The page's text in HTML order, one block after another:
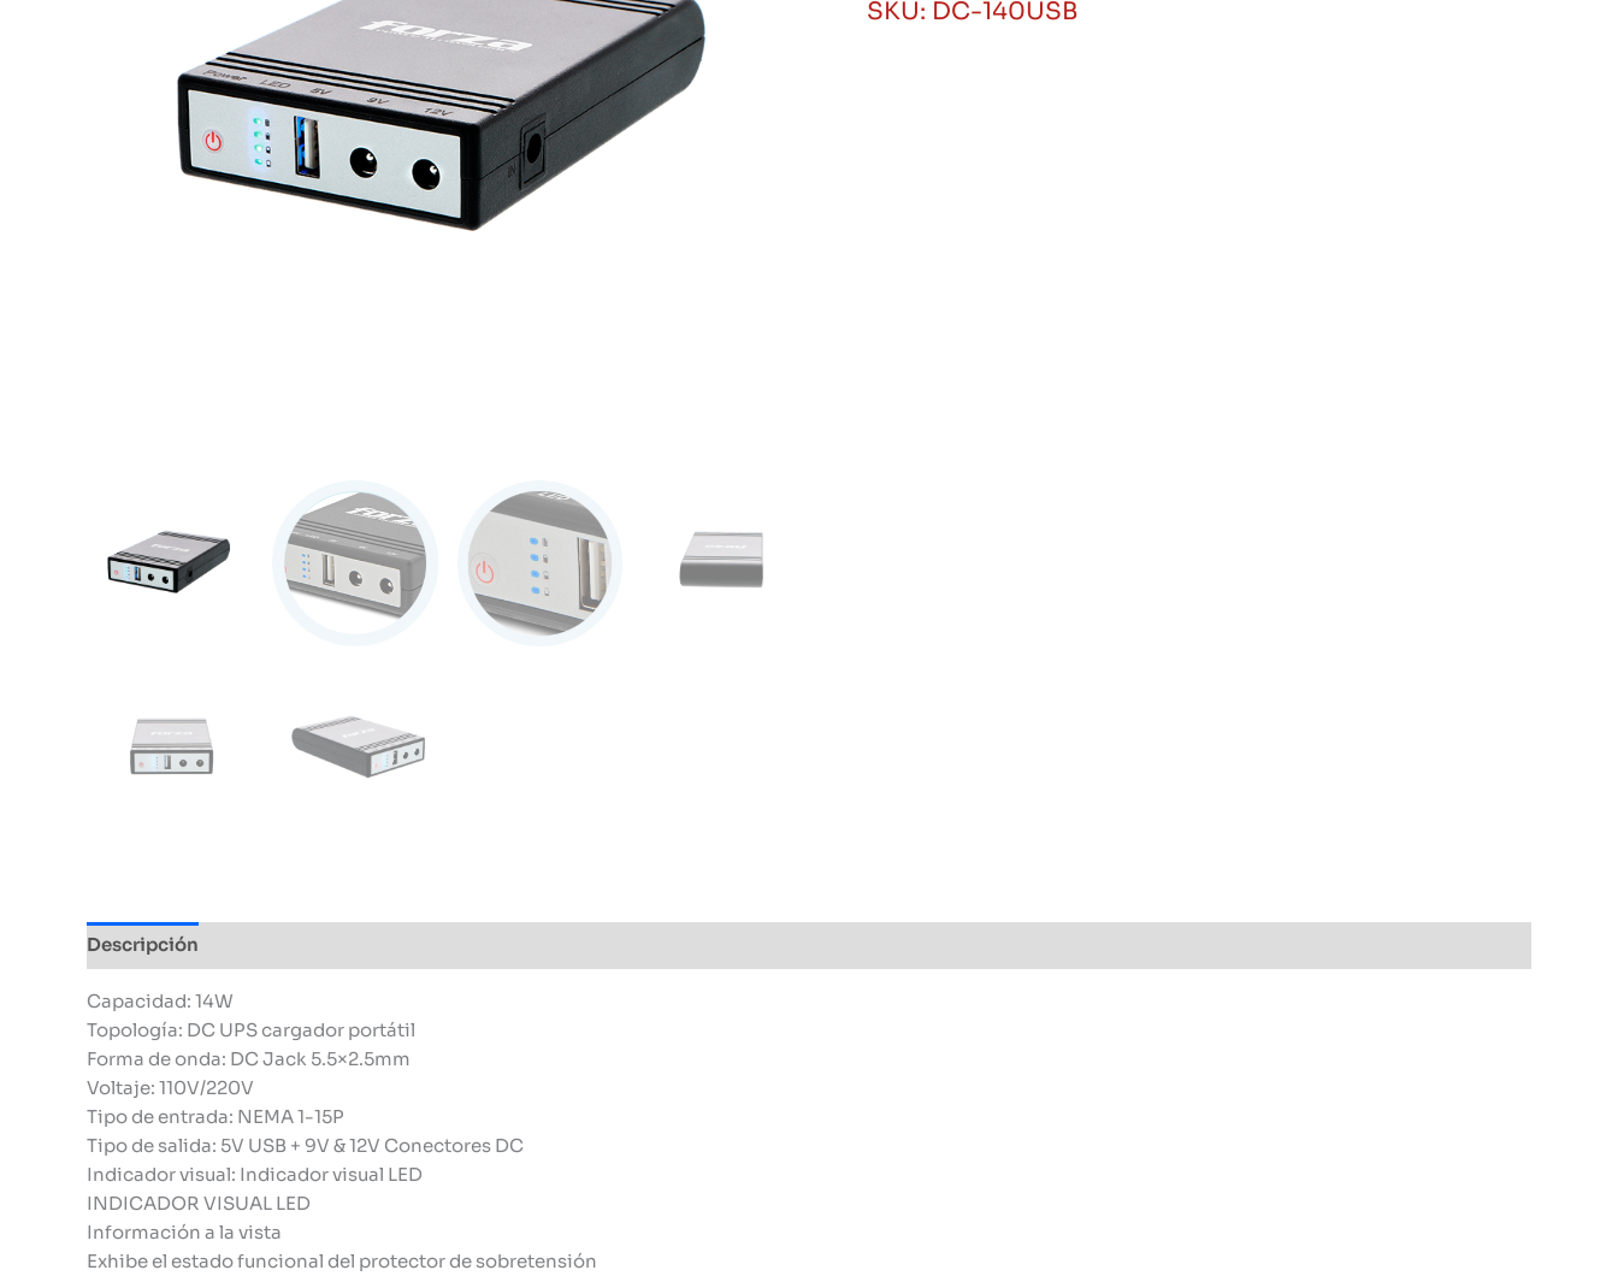
USB
SKU: DC-140USB
Descripción
Capacidad: 14W
Topología: DC UPS cargador portátil
Forma de onda: DC Jack 5.5×2.5mm
Voltaje: 110V/220V
Tipo de entrada: NEMA 1-15P
Tipo de salida: 5V USB + 9V & 12V Conectores DC
Indicador visual: Indicador visual LED
INDICADOR VISUAL LED
Información a la vista
Exhibe el estado funcional del protector de sobretensión